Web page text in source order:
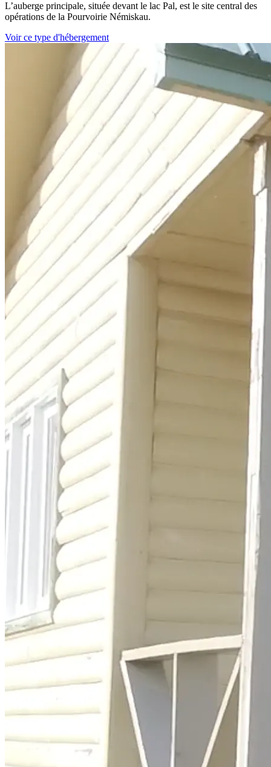
L’auberge principale, située devant le lac Pal, est le site central des
opérations de la Pourvoirie Némiskau.
Voir ce type d'hébergement